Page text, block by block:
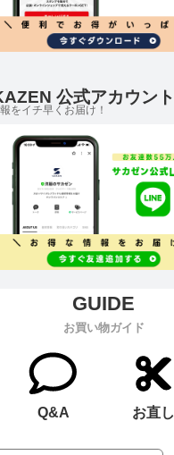
公式アカウント
をイチ早くお届け！
お買い物ガイド
Q&A お直し